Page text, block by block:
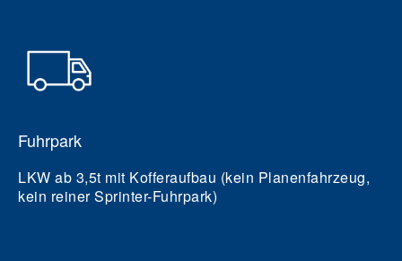
Fuhrpark
LKW ab 3,5t mit Kofferaufbau (kein Planenfahrzeug,
kein reiner Sprinter-Fuhrpark)